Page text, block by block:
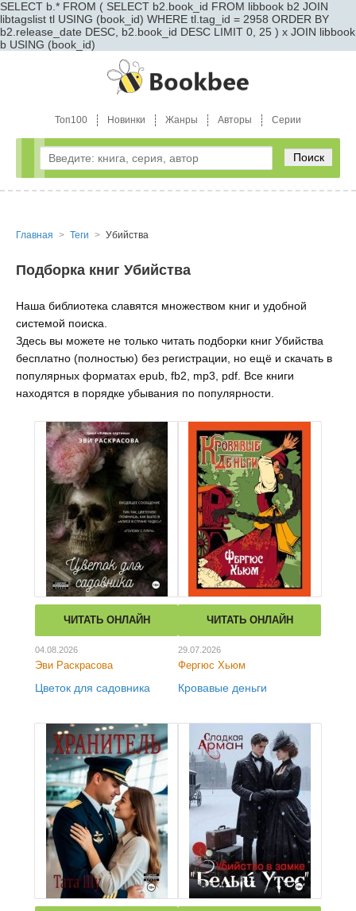
SELECT b.* FROM ( SELECT b2.book_id FROM libbook b2 JOIN
libtagslist tl USING (book_id) WHERE tl.tag_id = 2958 ORDER BY
b2.release_date DESC, b2.book_id DESC LIMIT 0, 25 ) x JOIN libbook
b USING (book_id)
Топ100 Новинки Жанры Авторы Серии
Поиск
Главная Теги Убийства
Подборка книг Убийства
Наша библиотека славятся множеством книг и удобной
системой поиска.
Здесь вы можете не только читать подборки книг Убийства
бесплатно (полностью) без регистрации, но ещё и скачать в
популярных форматах epub, fb2, mp3, pdf. Все книги
находятся в порядке убывания по популярности.
ЧИТАТЬ ОНЛАЙН
04.08.2026
Эви Раскрасова
Цветок для садовника
ЧИТАТЬ ОНЛАЙН
29.07.2026
Фергюс Хьюм
Кровавые деньги